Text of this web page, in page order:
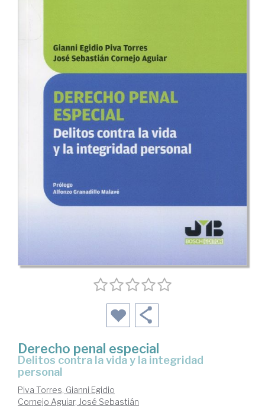
Derecho penal especial
delitos contra la vida y la integridad
personal
Piva Torres, Gianni Egidio
Cornejo Aguiar, José Sebastián